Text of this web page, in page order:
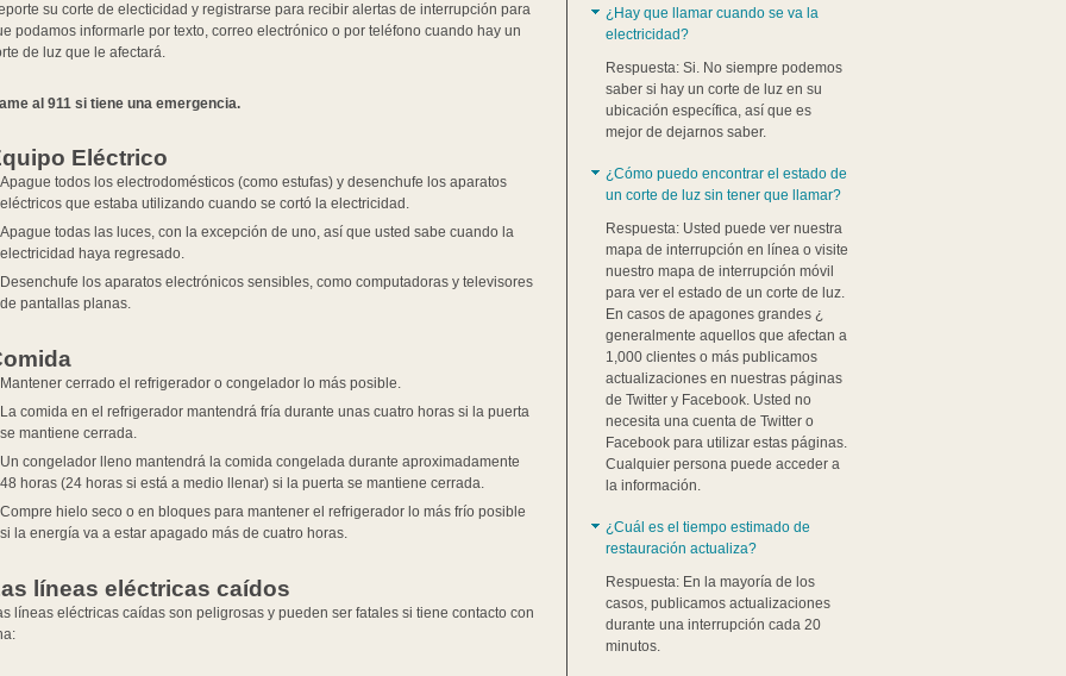
su corte de electicidad y registrarse para recibir alertas de interrupción para
podamos informarle por texto, correo electrónico o por teléfono cuando hay un
de luz que le afectará.
al 911 si tiene una emergencia.
Eléctrico
Apague todos los electrodomésticos (como estufas) y desenchufe los aparatos
eléctricos que estaba utilizando cuando se cortó la electricidad.
Apague todas las luces, con la excepción de uno, así que usted sabe cuando la
electricidad haya regresado.
Desenchufe los aparatos electrónicos sensibles, como computadoras y televisores
de pantallas planas.
Mantener cerrado el refrigerador o congelador lo más posible.
La comida en el refrigerador mantendrá fría durante unas cuatro horas si la puerta
se mantiene cerrada.
Un congelador lleno mantendrá la comida congelada durante aproximadamente
48 horas (24 horas si está a medio llenar) si la puerta se mantiene cerrada.
Compre hielo seco o en bloques para mantener el refrigerador lo más frío posible
si la energía va a estar apagado más de cuatro horas.
líneas eléctricas caídos
líneas eléctricas caídas son peligrosas y pueden ser fatales si tiene contacto con
¿Hay que llamar cuando se va la
electricidad?
Respuesta: Si. No siempre podemos
saber si hay un corte de luz en su
ubicación específica, así que es
mejor de dejarnos saber.
¿Cómo puedo encontrar el estado de
un corte de luz sin tener que llamar?
Respuesta: Usted puede ver nuestra
mapa de interrupción en línea o visite
nuestro mapa de interrupción móvil
para ver el estado de un corte de luz.
En casos de apagones grandes ¿
generalmente aquellos que afectan a
1,000 clientes o más publicamos
actualizaciones en nuestras páginas
de Twitter y Facebook. Usted no
necesita una cuenta de Twitter o
Facebook para utilizar estas páginas.
Cualquier persona puede acceder a
la información.
¿Cuál es el tiempo estimado de
restauración actualiza?
Respuesta: En la mayoría de los
casos, publicamos actualizaciones
durante una interrupción cada 20
minutos.